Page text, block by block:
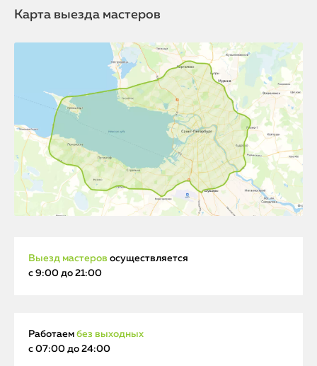
Карта выезда мастеров
Выезд мастеров осуществляется
с 9:00 до 21:00
Работаем без выходных
с 07:00 до 24:00